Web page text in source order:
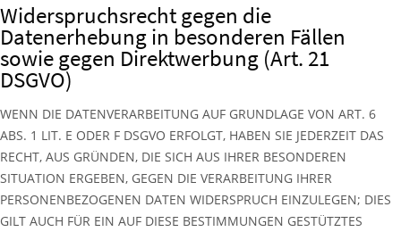
Widerspruchsrecht gegen die
Datenerhebung in besonderen Fällen
sowie gegen Direktwerbung (Art. 21
DSGVO)
WENN DIE DATENVERARBEITUNG AUF GRUNDLAGE VON ART. 6
ABS. 1 LIT. E ODER F DSGVO ERFOLGT, HABEN SIE JEDERZEIT DAS
RECHT, AUS GRÜNDEN, DIE SICH AUS IHRER BESONDEREN
SITUATION ERGEBEN, GEGEN DIE VERARBEITUNG IHRER
PERSONENBEZOGENEN DATEN WIDERSPRUCH EINZULEGEN; DIES
GILT AUCH FÜR EIN AUF DIESE BESTIMMUNGEN GESTÜTZTES